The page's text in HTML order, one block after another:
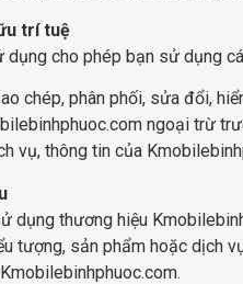
trí tuệ
dụng cho phép bạn sử dụng
chép, phân phối, sửa đổi,
ngoại trừ
vụ, thông tin của
dụng thương hiệu
tượng, sản phẩm hoặc dịch